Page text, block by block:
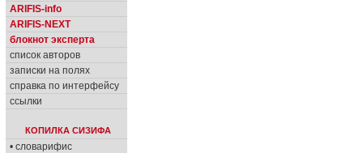
ARIFIS-info
ARIFIS-NEXT
блокнот эксперта
список авторов
записки на полях
справка по интерфейсу
ссылки
КОПИЛКА СИЗИФА
• словарифис